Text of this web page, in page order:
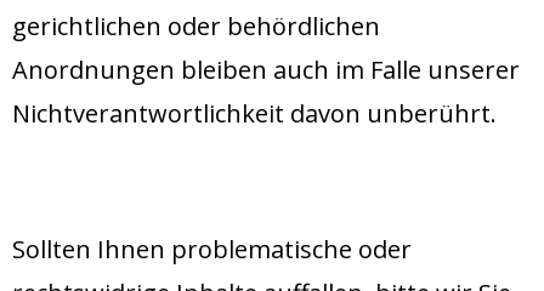
gerichtlichen oder behördlichen
Anordnungen bleiben auch im Falle unserer
Nichtverantwortlichkeit davon unberührt.
Sollten Ihnen problematische oder